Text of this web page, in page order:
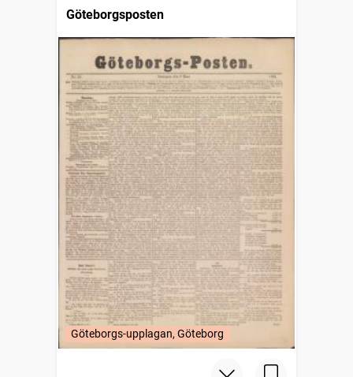
Göteborgsposten
Göteborgs-upplagan, Göteborg